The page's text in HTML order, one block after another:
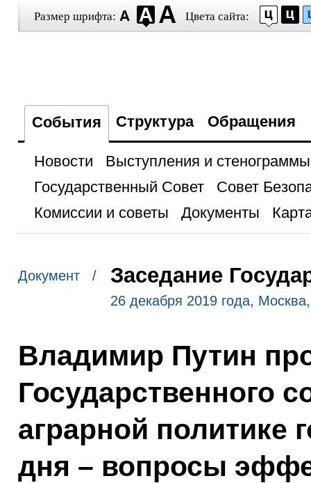
Размер шрифта: Цвета сайта:
События Структура Обращения
Новости
Выступления и стенограммы
Государственный Совет
Совет
Комиссии и советы
Документы
Документ / Заседание
26 декабря 2019 года,
Владимир Путин
Государственного
аграрной политике
дня – вопросы